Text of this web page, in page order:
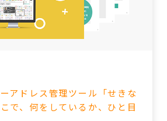
アドレス管理ツール「せきな
で、何をしているか、ひと目